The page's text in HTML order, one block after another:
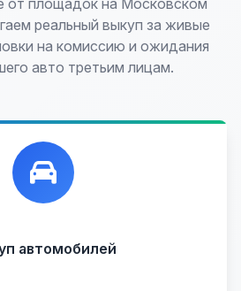
от площадок на Московском
реальный выкуп за живые
на комиссию и ожидания
авто третьим лицам.
автомобилей
по выкупу автомобилей,
любых:
Проблемные